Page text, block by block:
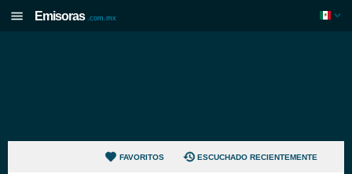
Emisoras .com.mx
FAVORITOS ESCUCHADO RECIENTEMENTE